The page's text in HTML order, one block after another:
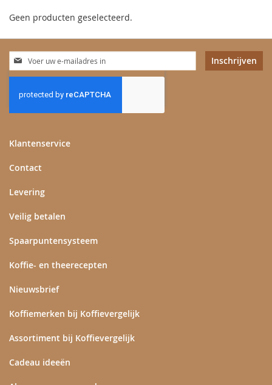
Geen producten geselecteerd.
Abonneer
u
op
onze
nieuwsbrief
Inschrijven
Klantenservice
Contact
Levering
Veilig betalen
Spaarpuntensysteem
Koffie- en theerecepten
Nieuwsbrief
Koffiemerken bij Koffievergelijk
Assortiment bij Koffievergelijk
Cadeau ideeën